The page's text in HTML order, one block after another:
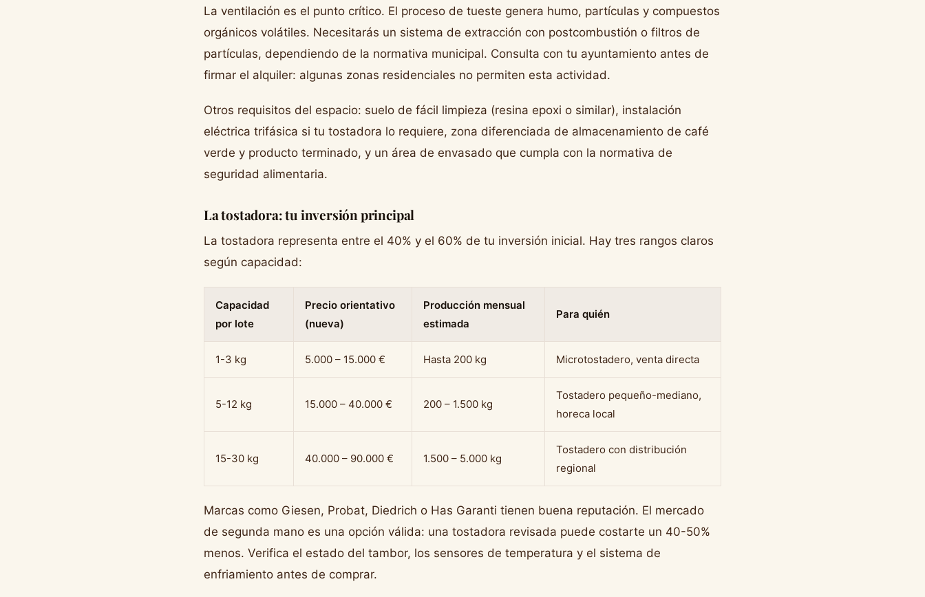
La ventilación es el punto crítico. El proceso de tueste genera humo, partículas y compuestos
orgánicos volátiles. Necesitarás un sistema de extracción con postcombustión o filtros de
partículas, dependiendo de la normativa municipal. Consulta con tu ayuntamiento antes de
firmar el alquiler: algunas zonas residenciales no permiten esta actividad.
Otros requisitos del espacio: suelo de fácil limpieza (resina epoxi o similar), instalación
eléctrica trifásica si tu tostadora lo requiere, zona diferenciada de almacenamiento de café
verde y producto terminado, y un área de envasado que cumpla con la normativa de
seguridad alimentaria.
La tostadora: tu inversión principal
La tostadora representa entre el 40% y el 60% de tu inversión inicial. Hay tres rangos claros
según capacidad:
Capacidad
por lote
Precio orientativo
(nueva)
Producción mensual
estimada
Para quién
1-3 kg 5.000 – 15.000 € Hasta 200 kg Microtostadero, venta directa
5-12 kg 15.000 – 40.000 € 200 – 1.500 kg
Tostadero pequeño-mediano,
horeca local
15-30 kg 40.000 – 90.000 € 1.500 – 5.000 kg
Tostadero con distribución
regional
Marcas como Giesen, Probat, Diedrich o Has Garanti tienen buena reputación. El mercado
de segunda mano es una opción válida: una tostadora revisada puede costarte un 40-50%
menos. Verifica el estado del tambor, los sensores de temperatura y el sistema de
enfriamiento antes de comprar.